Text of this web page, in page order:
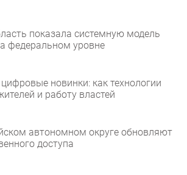
показала системную модель
федеральном уровне
новинки: как технологии
и работу властей
автономном округе обновляют
доступа